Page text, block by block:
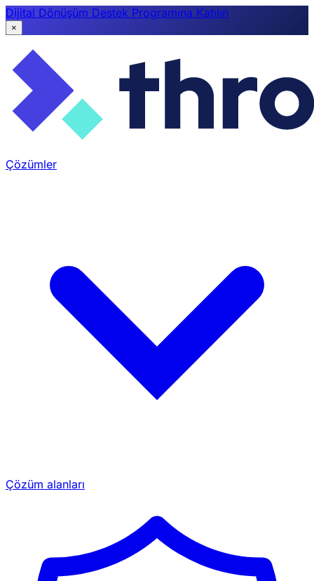
Dijital Dönüşüm Destek Programına Katılın
×
Çözümler
Çözüm alanları